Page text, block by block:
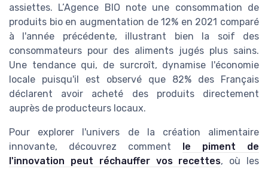
assiettes. L’Agence BIO note une consommation de
produits bio en augmentation de 12% en 2021 comparé
à l'année précédente, illustrant bien la soif des
consommateurs pour des aliments jugés plus sains.
Une tendance qui, de surcroît, dynamise l'économie
locale puisqu'il est observé que 82% des Français
déclarent avoir acheté des produits directement
auprès de producteurs locaux.
Pour explorer l'univers de la création alimentaire
innovante, découvrez comment
le piment de
l'innovation peut réchauffer vos recettes, où les